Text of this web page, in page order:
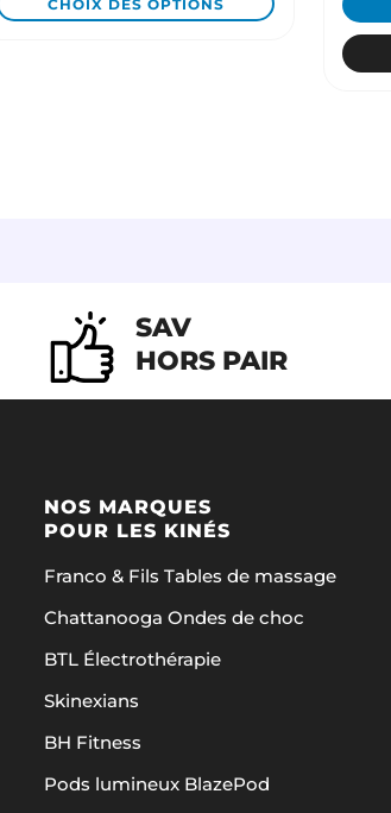
CHOIX DES OPTIONS
SAV
HORS PAIR
NOS MARQUES
POUR LES KINÉS
Franco & Fils Tables de massage
Chattanooga Ondes de choc
BTL Électrothérapie
Skinexians
BH Fitness
Pods lumineux BlazePod